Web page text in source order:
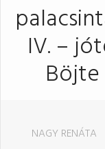
IV. –
Böjte
NAGY RENÁTA